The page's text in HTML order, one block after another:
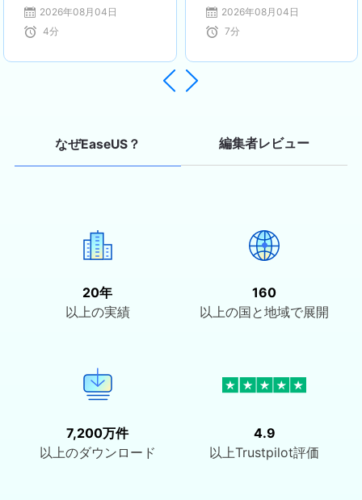
またはPPTファイルを
修復する方法
2026年08月04日
4分
ータ復元
2026年08月04日
7分


なぜEaseUS？ 編集者レビュー
20年
以上の実績
160
以上の国と地域で展開
7,200万件
以上のダウンロード
4.9
以上Trustpilot評価